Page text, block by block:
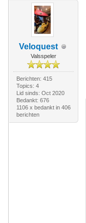
Veloquest
Valsspeler
Berichten: 415
Topics: 4
Lid sinds: Oct 2020
Bedankt: 676
1106 x bedankt in 406
berichten